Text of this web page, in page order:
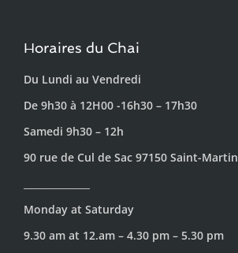
Horaires du Chai
Du Lundi au Vendredi
De 9h30 à 12H00 -16h30 – 17h30
Samedi 9h30 – 12h
90 rue de Cul de Sac 97150 Saint-Martin
Monday at Saturday
9.30 am at 12.am – 4.30 pm – 5.30 pm